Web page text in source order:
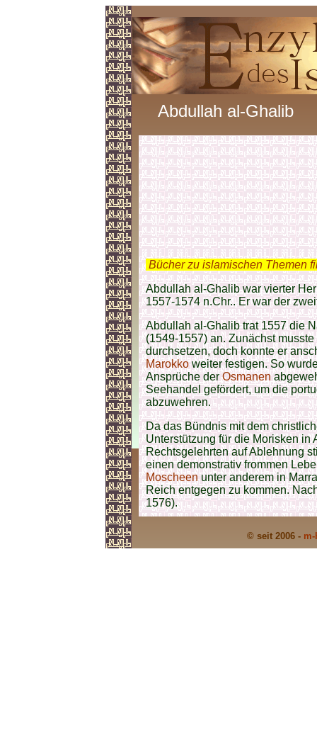
Abdullah al-Ghalib
Bücher zu islamischen Themen
Abdullah al-Ghalib war vierter
1557-1574 n.Chr.. Er war der
Abdullah al-Ghalib trat 1557 die
(1549-1557) an. Zunächst
durchsetzen, doch konnte er
Marokkoweiter festigen. So
Ansprüche derOsmanen
Seehandel gefördert, um die
abzuwehren.
Da das Bündnis mit dem
Unterstützung für die Morisken
Rechtsgelehrten auf Ablehnung
einen demonstrativ frommen
Moscheenunter anderem in
Reich entgegen zu kommen.
1576).
© seit 2006 -